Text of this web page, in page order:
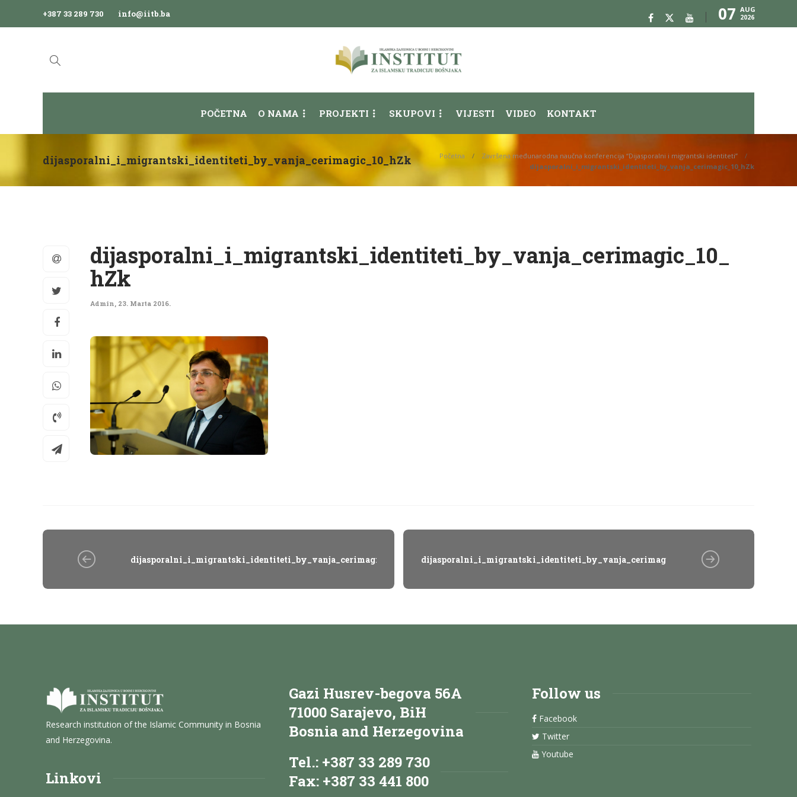
+387 33 289 730 info@iitb.ba 07 AUG
2026
POČETNA O NAMA PROJEKTI SKUPOVI VIJESTI VIDEO KONTAKT
dijasporalni_i_migrantski_identiteti_by_vanja_cerimagic_10_hZk Početna
Završena međunarodna naučna konferencija “Dijasporalni i migrantski identiteti”
dijasporalni_i_migrantski_identiteti_by_vanja_cerimagic_10_hZk
dijasporalni_i_migrantski_identiteti_by_vanja_cerimagic_10_
hZk
Admin, 23. Marta 2016.
dijasporalni_i_migrantski_identiteti_by_vanja_cerimagic_10_hZk dijasporalni_i_migrantski_identiteti_by_vanja_cerimagic_10_hZk
Research institution of the Islamic Community in Bosnia
and Herzegovina.
Linkovi
Gazi Husrev-begova 56A
71000 Sarajevo, BiH
Bosnia and Herzegovina
Tel.: +387 33 289 730
Fax: +387 33 441 800
Follow us
Facebook
Twitter
Youtube